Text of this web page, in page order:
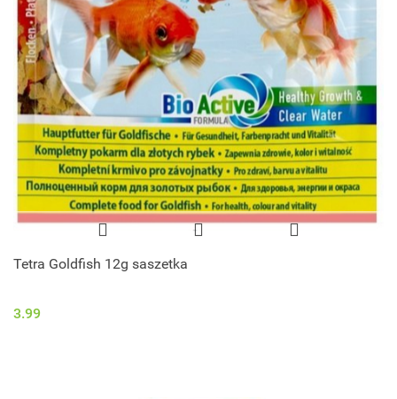
Tetra Goldfish 12g saszetka
3.99